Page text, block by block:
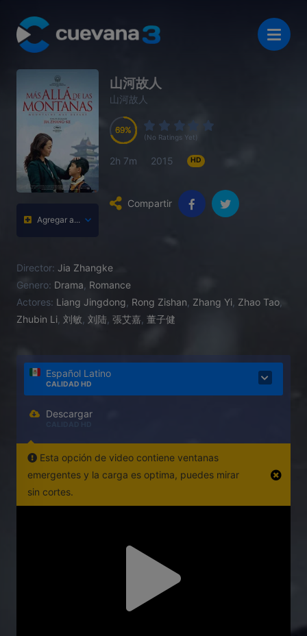
Agregar a...
山河故人
山河故人
69
69
69
69
(No Ratings Yet)
2h 7m 2015 HD
Compartir
Director: Jia Zhangke
Genero: Drama Romance
Actores: Liang Jingdong Rong Zishan Zhang Yi Zhao Tao
Zhubin Li 刘敏 刘陆 張艾嘉 董子健
Español Latino
CALIDAD HD
Descargar
Esta opción de video contiene ventanas
emergentes y la carga es optima, puedes mirar
sin cortes.